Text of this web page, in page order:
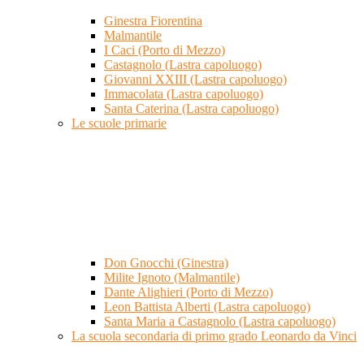
Ginestra Fiorentina
Malmantile
I Caci (Porto di Mezzo)
Castagnolo (Lastra capoluogo)
Giovanni XXIII (Lastra capoluogo)
Immacolata (Lastra capoluogo)
Santa Caterina (Lastra capoluogo)
Le scuole primarie
Don Gnocchi (Ginestra)
Milite Ignoto (Malmantile)
Dante Alighieri (Porto di Mezzo)
Leon Battista Alberti (Lastra capoluogo)
Santa Maria a Castagnolo (Lastra capoluogo)
La scuola secondaria di primo grado Leonardo da Vinci